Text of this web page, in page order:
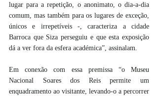
lugar para a repetição, o anonimato, o dia-a-dia
comum, mas também para os lugares de exceção,
únicos e irrepetíveis -, caracteriza a cidade
Barroca que Siza perseguiu e que esta exposição
dá a ver fora da esfera académica”, assinalam.
Em conexão com essa premissa “o Museu
Nacional Soares dos Reis permite um
enquadramento ao visitante, levando-o a percorrer